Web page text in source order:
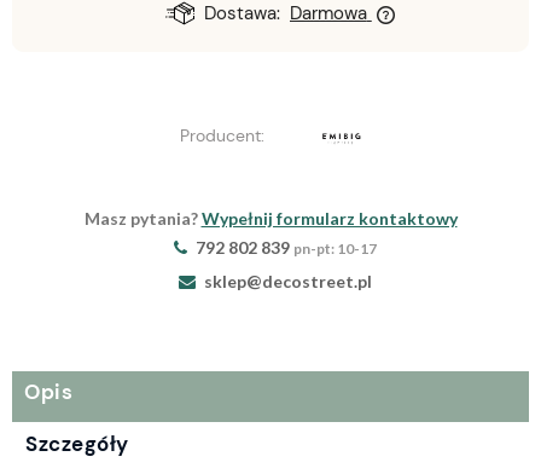
Dostawa: Darmowa
Producent:
Masz pytania?Wypełnij formularz kontaktowy
792 802 839 pn-pt: 10-17
sklep@decostreet.pl
Opis
Szczegóły